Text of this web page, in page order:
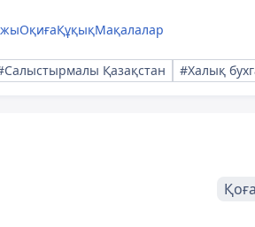
ОқиғаҚұқықМақалалар
Қазақстан #Халық